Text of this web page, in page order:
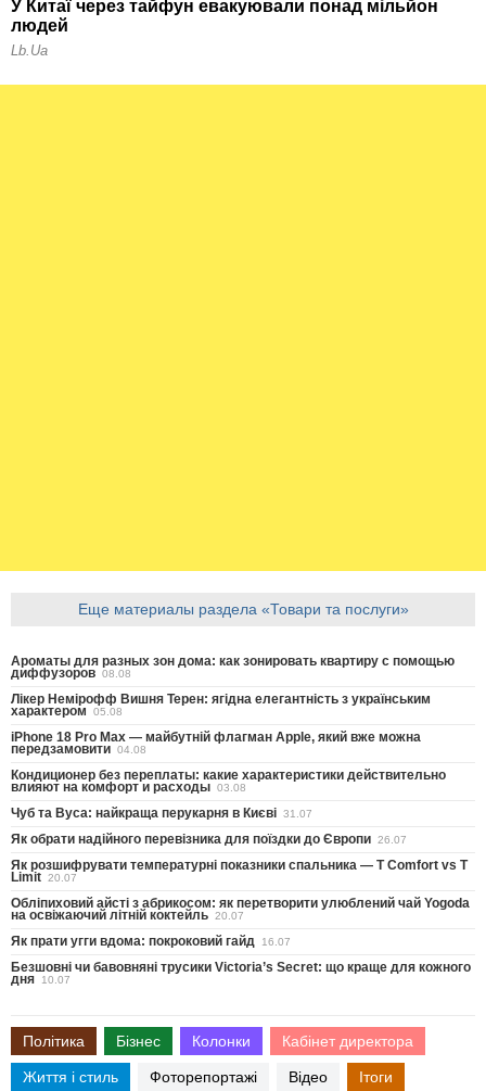
Еще материалы раздела «Товари та послуги»
Ароматы для разных зон дома: как зонировать квартиру с помощью
диффузоров 08.08
Лікер Немірофф Вишня Терен: ягідна елегантність з українським
характером 05.08
iPhone 18 Pro Max — майбутній флагман Apple, який вже можна
передзамовити 04.08
Кондиционер без переплаты: какие характеристики действительно
влияют на комфорт и расходы 03.08
Чуб та Вуса: найкраща перукарня в Києві 31.07
Як обрати надійного перевізника для поїздки до Європи 26.07
Як розшифрувати температурні показники спальника — T Comfort vs T
Limit 20.07
Обліпиховий айсті з абрикосом: як перетворити улюблений чай Yogoda
на освіжаючий літній коктейль 20.07
Як прати угги вдома: покроковий гайд 16.07
Безшовні чи бавовняні трусики Victoria’s Secret: що краще для кожного
дня 10.07
Політика Бізнес Колонки Кабінет директора
Життя і стиль Фоторепортажі Відео Ітоги